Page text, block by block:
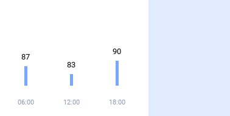
87
06:00
83
12:00
90
18:00